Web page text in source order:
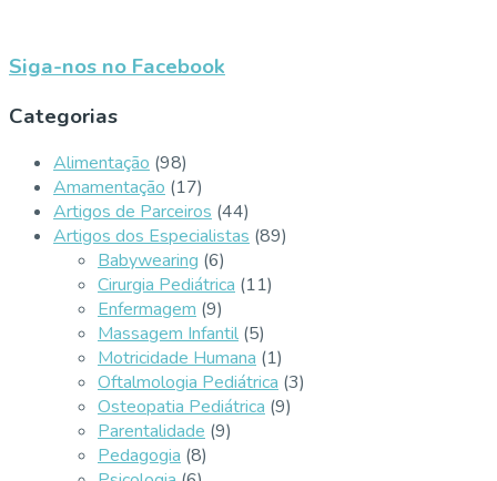
Siga-nos no Facebook
Categorias
Alimentação (98)
Amamentação (17)
Artigos de Parceiros (44)
Artigos dos Especialistas (89)
Babywearing (6)
Cirurgia Pediátrica (11)
Enfermagem (9)
Massagem Infantil (5)
Motricidade Humana (1)
Oftalmologia Pediátrica (3)
Osteopatia Pediátrica (9)
Parentalidade (9)
Pedagogia (8)